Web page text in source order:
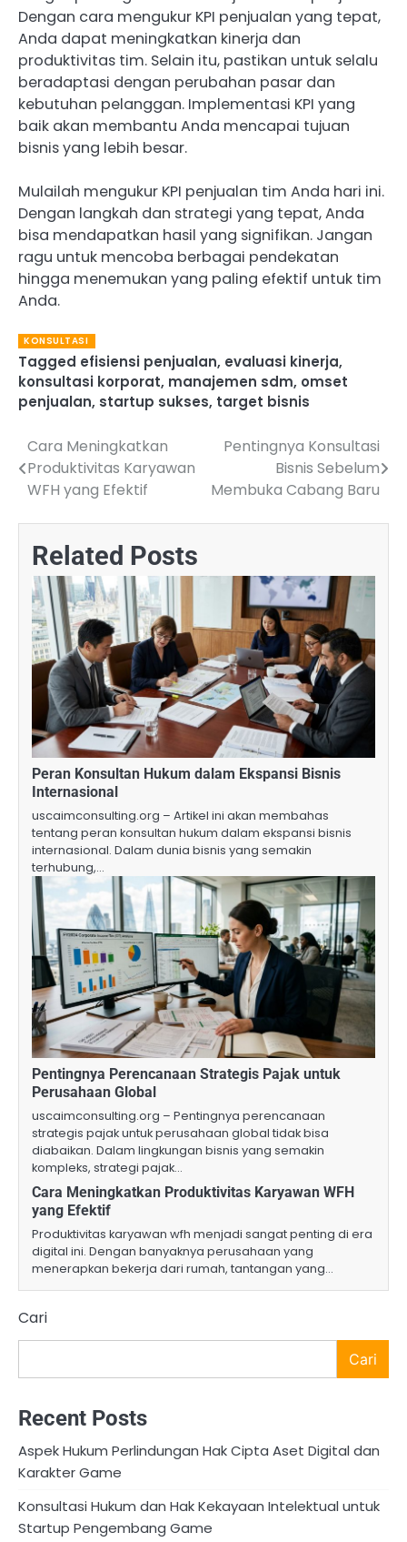
Dengan cara mengukur KPI penjualan yang tepat,
Anda dapat meningkatkan kinerja dan
produktivitas tim. Selain itu, pastikan untuk selalu
beradaptasi dengan perubahan pasar dan
kebutuhan pelanggan. Implementasi KPI yang
baik akan membantu Anda mencapai tujuan
bisnis yang lebih besar.
Mulailah mengukur KPI penjualan tim Anda hari ini.
Dengan langkah dan strategi yang tepat, Anda
bisa mendapatkan hasil yang signifikan. Jangan
ragu untuk mencoba berbagai pendekatan
hingga menemukan yang paling efektif untuk tim
Anda.
KONSULTASI
Tagged efisiensi penjualan, evaluasi kinerja,
konsultasi korporat, manajemen sdm, omset
penjualan, startup sukses, target bisnis
Navigasi
pos
Cara Meningkatkan
Produktivitas Karyawan
WFH yang Efektif
Pentingnya Konsultasi
Bisnis Sebelum
Membuka Cabang Baru
Related Posts
Peran Konsultan Hukum dalam Ekspansi Bisnis
Internasional
uscaimconsulting.org – Artikel ini akan membahas
tentang peran konsultan hukum dalam ekspansi bisnis
internasional. Dalam dunia bisnis yang semakin
terhubung,…
Pentingnya Perencanaan Strategis Pajak untuk
Perusahaan Global
uscaimconsulting.org – Pentingnya perencanaan
strategis pajak untuk perusahaan global tidak bisa
diabaikan. Dalam lingkungan bisnis yang semakin
kompleks, strategi pajak…
Cara Meningkatkan Produktivitas Karyawan WFH
yang Efektif
Produktivitas karyawan wfh menjadi sangat penting di era
digital ini. Dengan banyaknya perusahaan yang
menerapkan bekerja dari rumah, tantangan yang…
Cari
Cari
Recent Posts
Aspek Hukum Perlindungan Hak Cipta Aset Digital dan
Karakter Game
Konsultasi Hukum dan Hak Kekayaan Intelektual untuk
Startup Pengembang Game